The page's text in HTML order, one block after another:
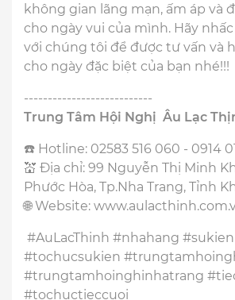
không gian lãng mạn, ấm áp và
cho ngày vui của mình. Hãy
với chúng tôi để được tư vấn và
cho ngày đặc biệt của bạn nhé!!!
---------------------------
Trung Tâm Hội Nghị Âu Lạc
☎️ Hotline: 02583 516 060 - 0914
💒 Địa chỉ: 99 Nguyễn Thị Minh
Phước Hòa, Tp.Nha Trang, Tỉnh
🌐 Website:
#AuLacThinh #nhahang #sukien
#tochucsukien
#trungtamhoinghinhatrang
#tochuctieccuoi